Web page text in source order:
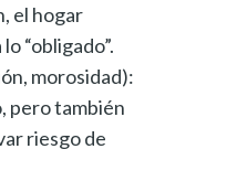
el hogar
“obligado”.
morosidad):
pero también
riesgo de